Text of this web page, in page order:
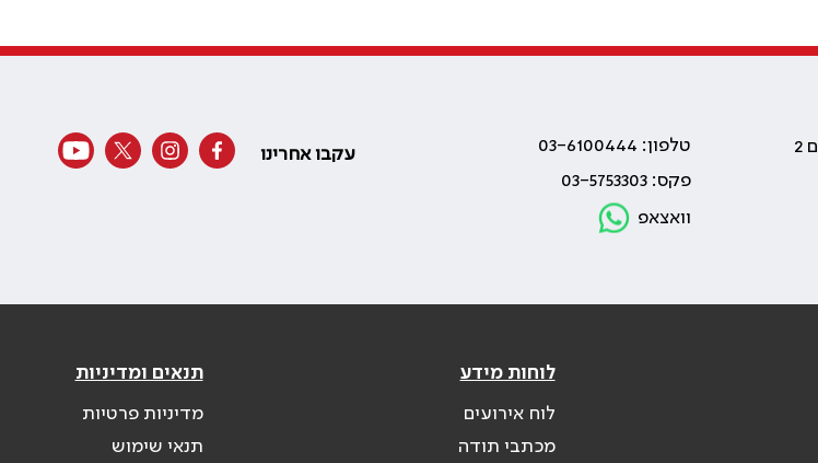
טלפון: 03-6100444
פקס: 03-5753303
וואצאפ
עקבו אחרינו
לוחות מידע
לוח אירועים
מכתבי תודה
תנאים ומדיניות
מדיניות פרטיות
תנאי שימוש